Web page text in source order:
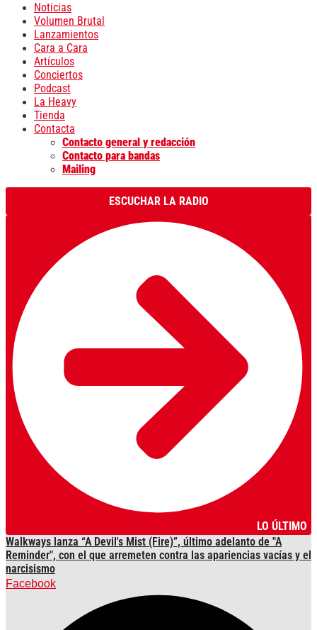
Noticias
Volumen Brutal
Lanzamientos
Cara a Cara
Artículos
Conciertos
Podcast
La Heavy
Tienda
Contacta
Contacto general y redacción
Contacto para bandas
Mailing
ESCUCHAR LA RADIO
LO ÚLTIMO
Walkways lanza “A Devil's Mist (Fire)”, último adelanto de "A
Reminder", con el que arremeten contra las apariencias vacías y el
narcisismo
Facebook